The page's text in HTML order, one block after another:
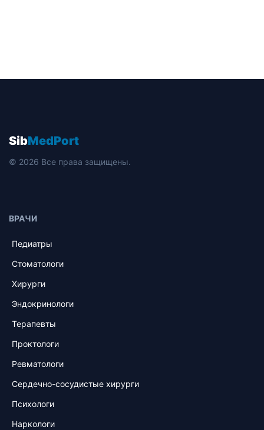
SibMedPort
© 2026 Все права защищены.
ВРАЧИ
Педиатры
Стоматологи
Хирурги
Эндокринологи
Терапевты
Проктологи
Ревматологи
Сердечно-сосудистые хирурги
Психологи
Наркологи